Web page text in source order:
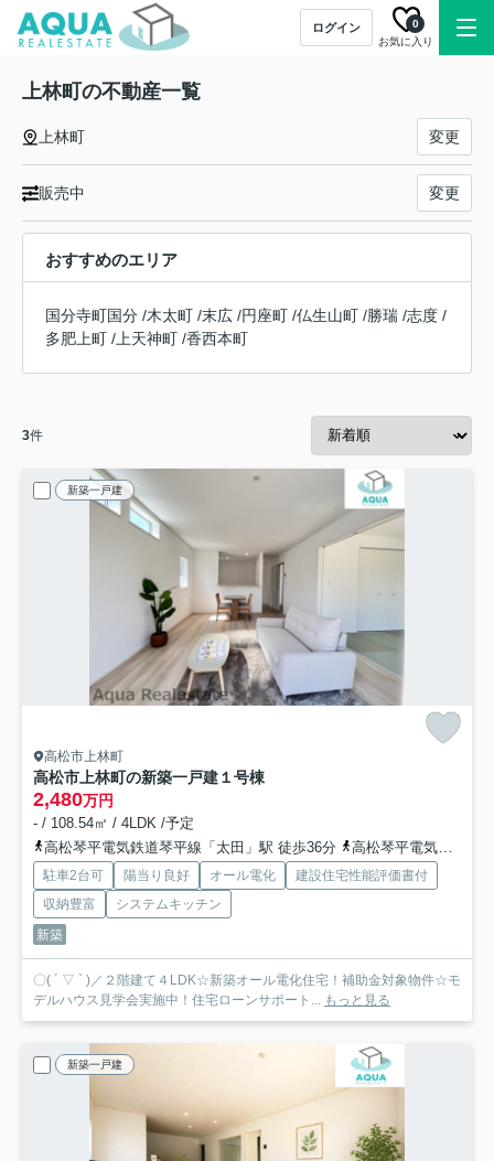
ログイン
お気に入り
0
上林町の不動産一覧
上林町 変更
販売中 変更
おすすめのエリア
国分寺町国分 /木太町 /末広 /円座町 /仏生山町 /勝瑞 /志度 /
多肥上町 / 上天神町 /香西本町
3件
新築一戸建
高松市上林町
高松市上林町の新築一戸建１号棟
2,480万円
- / 108.54㎡ / 4LDK /予定
高松琴平電気鉄道琴平線「太田」駅 徒歩36分
高松琴平電気鉄道琴平線「仏生山」駅 徒歩38分
駐車2台可 陽当り良好 オール電化
建設住宅性能評価書付
収納豊富
システムキッチン
新築
〇( ´ ▽ ` )／２階建て４LDK☆新築オール電化住宅！補助金対象物件☆モ
デルハウス見学会実施中！住宅ローンサポート... もっと見る
新築一戸建